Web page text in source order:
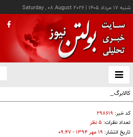
شنبه ۱۷ مرداد ۱۴۰۵ |
Saturday , 08 August 2026
باز
و
کالابرگ این خانوارها امروز شارژ شد
کد خبر: ۲۹۸۶۱۹
تعداد نظرات: ۵ نظر
تاریخ انتشار: ۱۹ مهر ۱۳۹۴ - ۰۹:۴۷